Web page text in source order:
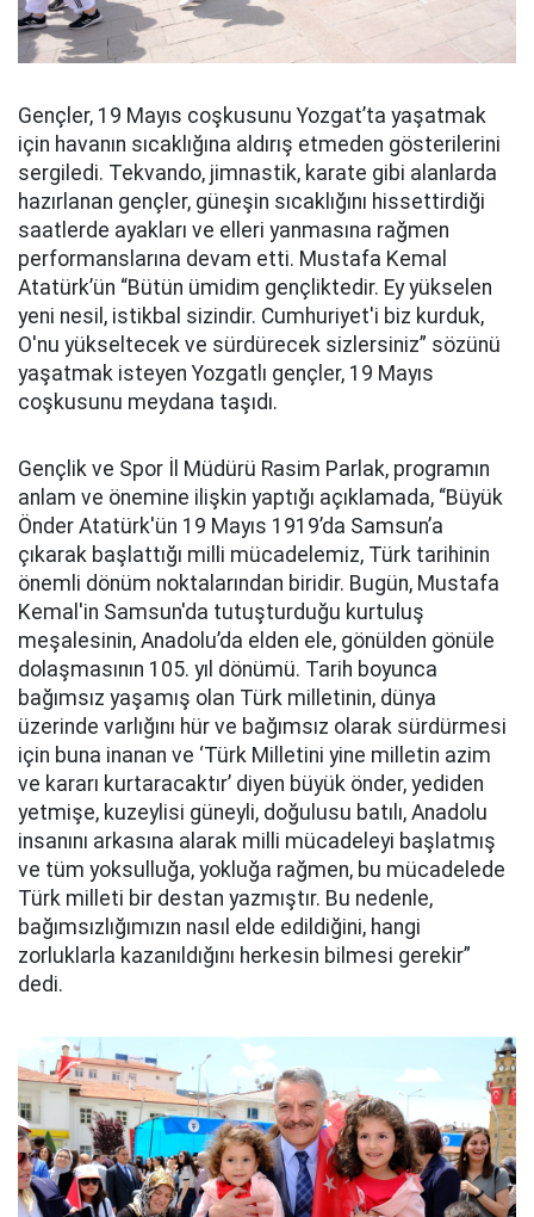
Gençler, 19 Mayıs coşkusunu Yozgat’ta yaşatmak
için havanın sıcaklığına aldırış etmeden gösterilerini
sergiledi. Tekvando, jimnastik, karate gibi alanlarda
hazırlanan gençler, güneşin sıcaklığını hissettirdiği
saatlerde ayakları ve elleri yanmasına rağmen
performanslarına devam etti. Mustafa Kemal
Atatürk’ün “Bütün ümidim gençliktedir. Ey yükselen
yeni nesil, istikbal sizindir. Cumhuriyet'i biz kurduk,
O'nu yükseltecek ve sürdürecek sizlersiniz” sözünü
yaşatmak isteyen Yozgatlı gençler, 19 Mayıs
coşkusunu meydana taşıdı.
Gençlik ve Spor İl Müdürü Rasim Parlak, programın
anlam ve önemine ilişkin yaptığı açıklamada, “Büyük
Önder Atatürk'ün 19 Mayıs 1919’da Samsun’a
çıkarak başlattığı milli mücadelemiz, Türk tarihinin
önemli dönüm noktalarından biridir. Bugün, Mustafa
Kemal'in Samsun'da tutuşturduğu kurtuluş
meşalesinin, Anadolu’da elden ele, gönülden gönüle
dolaşmasının 105. yıl dönümü. Tarih boyunca
bağımsız yaşamış olan Türk milletinin, dünya
üzerinde varlığını hür ve bağımsız olarak sürdürmesi
için buna inanan ve ‘Türk Milletini yine milletin azim
ve kararı kurtaracaktır’ diyen büyük önder, yediden
yetmişe, kuzeylisi güneyli, doğulusu batılı, Anadolu
insanını arkasına alarak milli mücadeleyi başlatmış
ve tüm yoksulluğa, yokluğa rağmen, bu mücadelede
Türk milleti bir destan yazmıştır. Bu nedenle,
bağımsızlığımızın nasıl elde edildiğini, hangi
zorluklarla kazanıldığını herkesin bilmesi gerekir”
dedi.